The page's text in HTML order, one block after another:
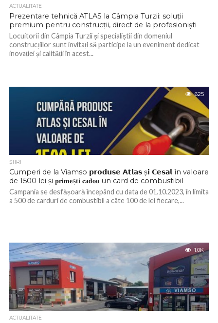
ACTUALITATE
Prezentare tehnică ATLAS la Câmpia Turzii: soluții
premium pentru construcții, direct de la profesioniști
Locuitorii din Câmpia Turzii și specialiștii din domeniul
construcțiilor sunt invitați să participe la un eveniment dedicat
inovației și calității în acest...
625
ŞTIRI
Cumperi de la Viamso 𝗽𝗿𝗼𝗱𝘂𝘀𝗲 𝗔𝘁𝗹𝗮𝘀 ș𝗶 𝗖𝗲𝘀𝗮𝗹 în valoare
de 1500 lei și 𝐩𝐫𝐢𝐦𝐞ș𝐭𝐢 𝐜𝐚𝐝𝐨𝐮 un card de combustibil
Campania se desfășoară începând cu data de 01.10.2023, în limita
a 500 de carduri de combustibil a câte 100 de lei fiecare,...
1.0K
ACTUALITATE